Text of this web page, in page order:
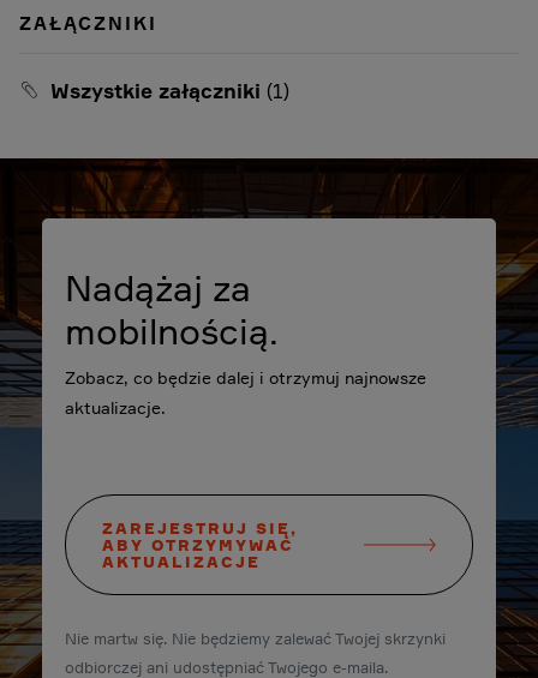
ZAŁĄCZNIKI
Wszystkie załączniki (1)
Nadążaj za
mobilnością.
Zobacz, co będzie dalej i otrzymuj najnowsze
aktualizacje.
ZAREJESTRUJ SIĘ,
ABY OTRZYMYWAĆ
AKTUALIZACJE
Nie martw się. Nie będziemy zalewać Twojej skrzynki
odbiorczej ani udostępniać Twojego e-maila.